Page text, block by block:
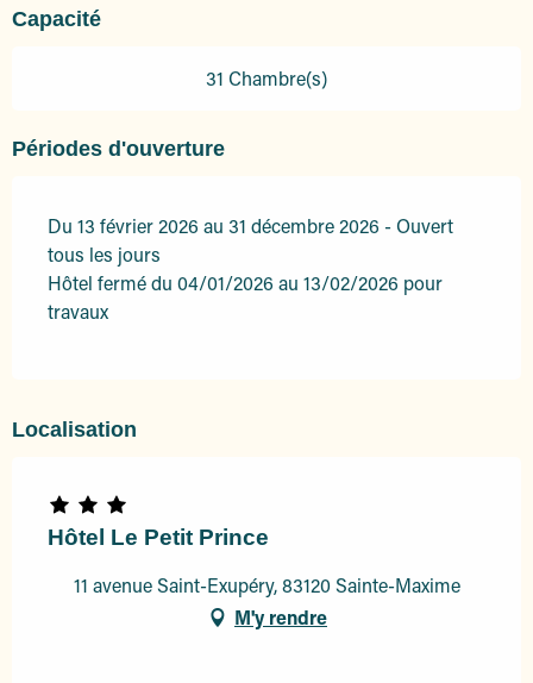
Capacité
31 Chambre(s)
Périodes d'ouverture
Du 13 février 2026 au 31 décembre 2026 - Ouvert
tous les jours
Hôtel fermé du 04/01/2026 au 13/02/2026 pour
travaux
Localisation
Hôtel Le Petit Prince
11 avenue Saint-Exupéry, 83120 Sainte-Maxime
M'y rendre